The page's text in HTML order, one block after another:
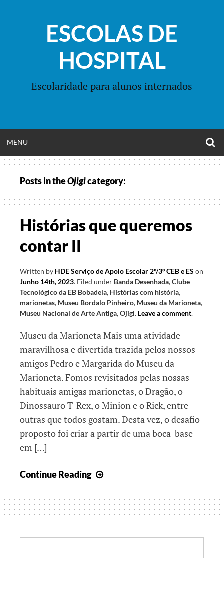
ESCOLAS DE
HOSPITAL
Escolaridade para alunos internados
MENU
MENU
Posts in theOjigicategory:
Histórias que queremos
contar II
Written by HDE Serviço de Apoio Escolar 2º/3º CEB e ES on
Junho 14th, 2023. Filed under Banda Desenhada,Clube
Tecnológico da EB Bobadela, Histórias com história,
marionetas, Museu Bordalo Pinheiro, Museu da Marioneta,
Museu Nacional de Arte Antiga,Ojigi. Leave a comment.
Museu da Marioneta Mais uma atividade
maravilhosa e divertida trazida pelos nossos
amigos Pedro e Margarida do Museu da
Marioneta. Fomos revisitados pelas nossas
habituais amigas marionetas, o Dragão, o
Dinossauro T-Rex, o Minion e o Rick, entre
outras que todos gostam. Desta vez, o desafio
proposto foi criar a partir de uma boca-base
em […]
Continue Reading
queremos
contar